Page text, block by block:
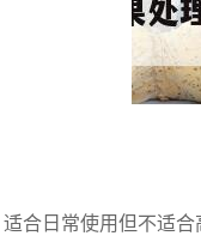
合日常使用但不适